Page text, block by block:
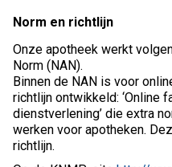
Norm en richtlijn
Onze apotheek werkt
Norm (NAN).
Binnen de NAN is voor
richtlijn ontwikkeld: ‘Online
dienstverlening’ die extra
werken voor apotheken.
richtlijn.